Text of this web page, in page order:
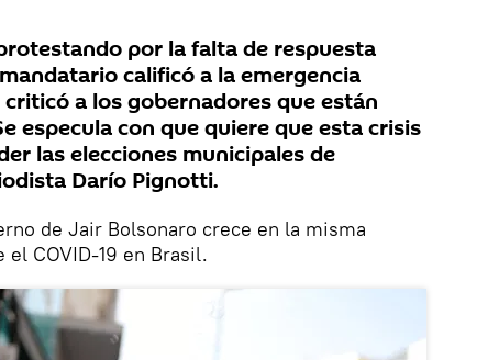
por la falta de respuesta
calificó a la emergencia
a los gobernadores que están
especula con que quiere que esta crisis
las elecciones municipales de
Darío Pignotti.
de Jair Bolsonaro crece en la misma
el COVID-19 en Brasil.